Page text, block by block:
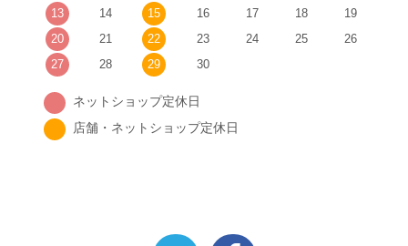
13
14 15 16 17 18
19
20
21 22 23 24 25
26
27
28 29 30
ネットショップ定休日
店舗・ネットショップ定休日